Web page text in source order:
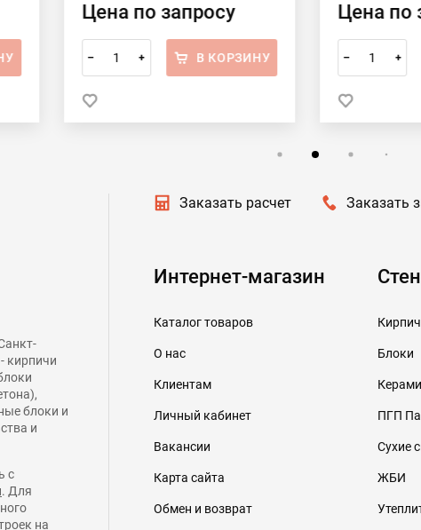
Цена по запросу
– + В КОРЗИНУ
Цена по
– +
кирпичи
блоки и
и
с
. Для
на
Заказать расчет Заказать
Интернет-магазин
Каталог товаров
О нас
Клиентам
Личный кабинет
Вакансии
Карта сайта
Обмен и возврат
Кирпич
Блоки
ПГП
Сухие
ЖБИ